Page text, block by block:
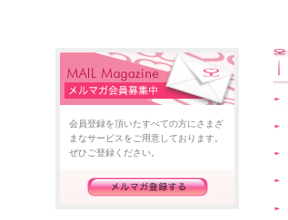
会員登録を頂いたすべての方にさまざ
まなサービスをご用意しております。
ぜひご登録ください。